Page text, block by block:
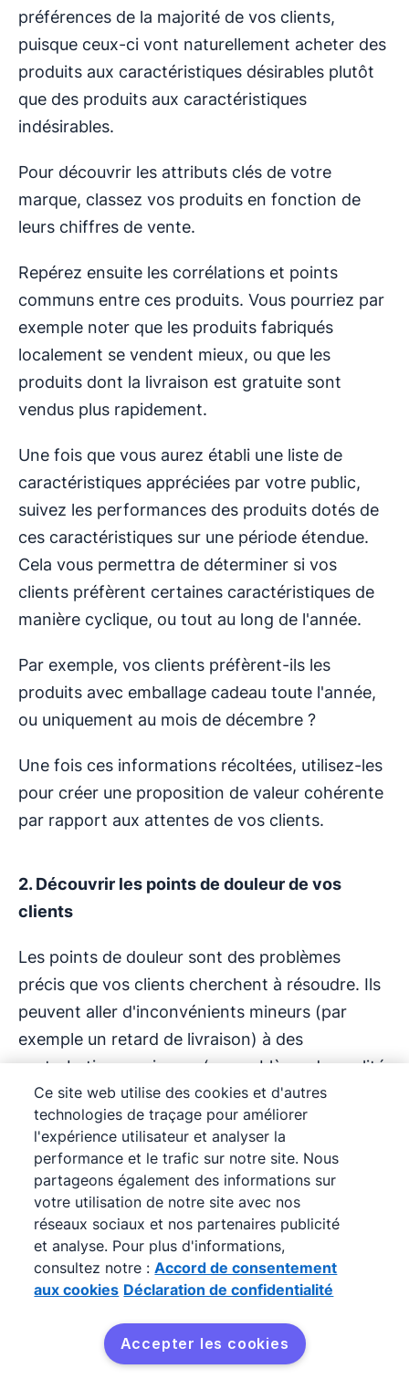
préférences de la majorité de vos clients,
puisque ceux-ci vont naturellement acheter des
produits aux caractéristiques désirables plutôt
que des produits aux caractéristiques
indésirables.
Pour découvrir les attributs clés de votre
marque, classez vos produits en fonction de
leurs chiffres de vente.
Repérez ensuite les corrélations et points
communs entre ces produits. Vous pourriez par
exemple noter que les produits fabriqués
localement se vendent mieux, ou que les
produits dont la livraison est gratuite sont
vendus plus rapidement.
Une fois que vous aurez établi une liste de
caractéristiques appréciées par votre public,
suivez les performances des produits dotés de
ces caractéristiques sur une période étendue.
Cela vous permettra de déterminer si vos
clients préfèrent certaines caractéristiques de
manière cyclique, ou tout au long de l'année.
Par exemple, vos clients préfèrent-ils les
produits avec emballage cadeau toute l'année,
ou uniquement au mois de décembre ?
Une fois ces informations récoltées, utilisez-les
pour créer une proposition de valeur cohérente
par rapport aux attentes de vos clients.
2. Découvrir les points de douleur de vos
clients
Les points de douleur sont des problèmes
précis que vos clients cherchent à résoudre. Ils
peuvent aller d'inconvénients mineurs (par
exemple un retard de livraison) à des
perturbations majeures (un problème de qualité
au niveau d'un produit).
La prise en compte des points de douleur de
vos clients est une étape essentielle, car ces
points sont des problèmes auxquels vos clients
attachent suffisamment d'importance pour
qu'ils souhaitent tenter de les régler.
Naturellement, plus un point de douleur est
important pour un client, plus il attache de
valeur à sa résolution.
Essayer gratuitement
Ce site web utilise des cookies et d'autres
technologies de traçage pour améliorer
l'expérience utilisateur et analyser la
performance et le trafic sur notre site. Nous
partageons également des informations sur
votre utilisation de notre site avec nos
réseaux sociaux et nos partenaires publicité
et analyse. Pour plus d'informations,
consultez notre : Accord de consentement
aux cookies Déclaration de confidentialité
Accepter les cookies